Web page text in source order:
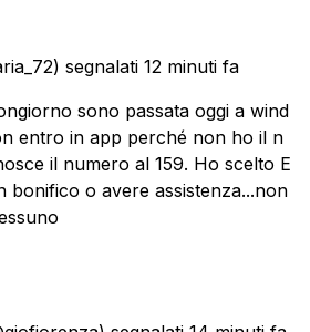
segnalati 12 minuti fa
sono passata oggi a wind
entro in app perché non ho il n
il numero al 159. Ho scelto E
bonifico o avere assistenza...non